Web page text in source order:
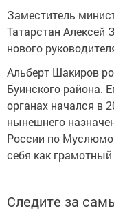
Заместитель
Татарстан Алексей
нового
Альберт Шакиров
Буинского района.
органах начался в
нынешнего
России по
себя как
Следите за